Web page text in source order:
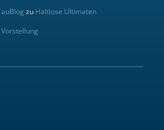
zu Haltlose Ultimaten